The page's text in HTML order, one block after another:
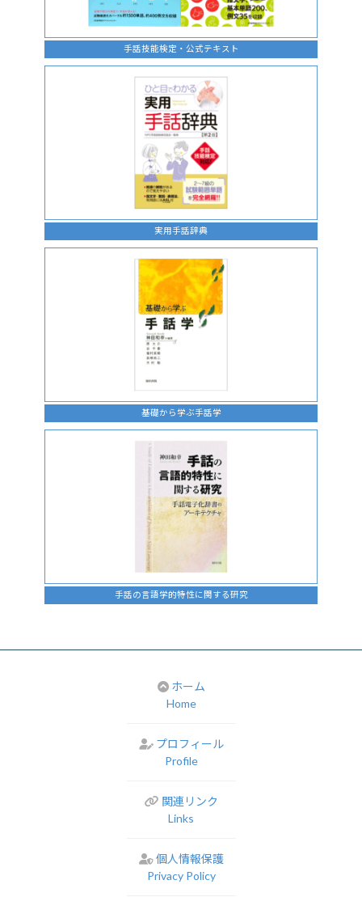
手話技能検定・公式テキスト
実用手話辞典
基礎から学ぶ手話学
手話の言語学的特性に関する研究
ホーム
Home
プロフィール
Profile
関連リンク
Links
個人情報保護
Privacy Policy